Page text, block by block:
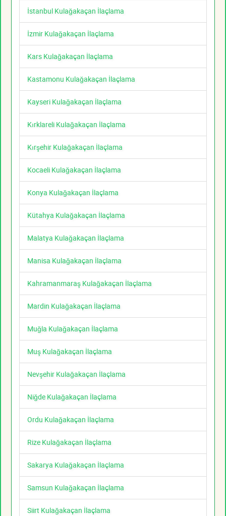
İstanbul Kulağakaçan İlaçlama
İzmir Kulağakaçan İlaçlama
Kars Kulağakaçan İlaçlama
Kastamonu Kulağakaçan İlaçlama
Kayseri Kulağakaçan İlaçlama
Kırklareli Kulağakaçan İlaçlama
Kırşehir Kulağakaçan İlaçlama
Kocaeli Kulağakaçan İlaçlama
Konya Kulağakaçan İlaçlama
Kütahya Kulağakaçan İlaçlama
Malatya Kulağakaçan İlaçlama
Manisa Kulağakaçan İlaçlama
Kahramanmaraş Kulağakaçan İlaçlama
Mardin Kulağakaçan İlaçlama
Muğla Kulağakaçan İlaçlama
Muş Kulağakaçan İlaçlama
Nevşehir Kulağakaçan İlaçlama
Niğde Kulağakaçan İlaçlama
Ordu Kulağakaçan İlaçlama
Rize Kulağakaçan İlaçlama
Sakarya Kulağakaçan İlaçlama
Samsun Kulağakaçan İlaçlama
Siirt Kulağakaçan İlaçlama